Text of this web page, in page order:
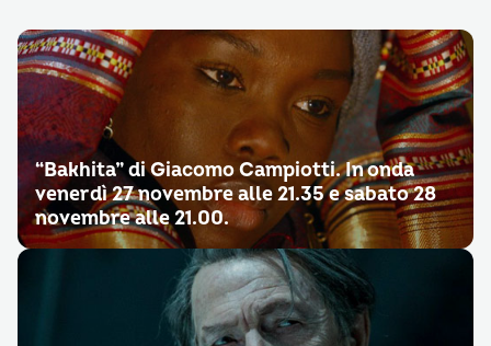
“Bakhita” di Giacomo Campiotti. In onda
venerdì 27 novembre alle 21.35 e sabato 28
novembre alle 21.00.